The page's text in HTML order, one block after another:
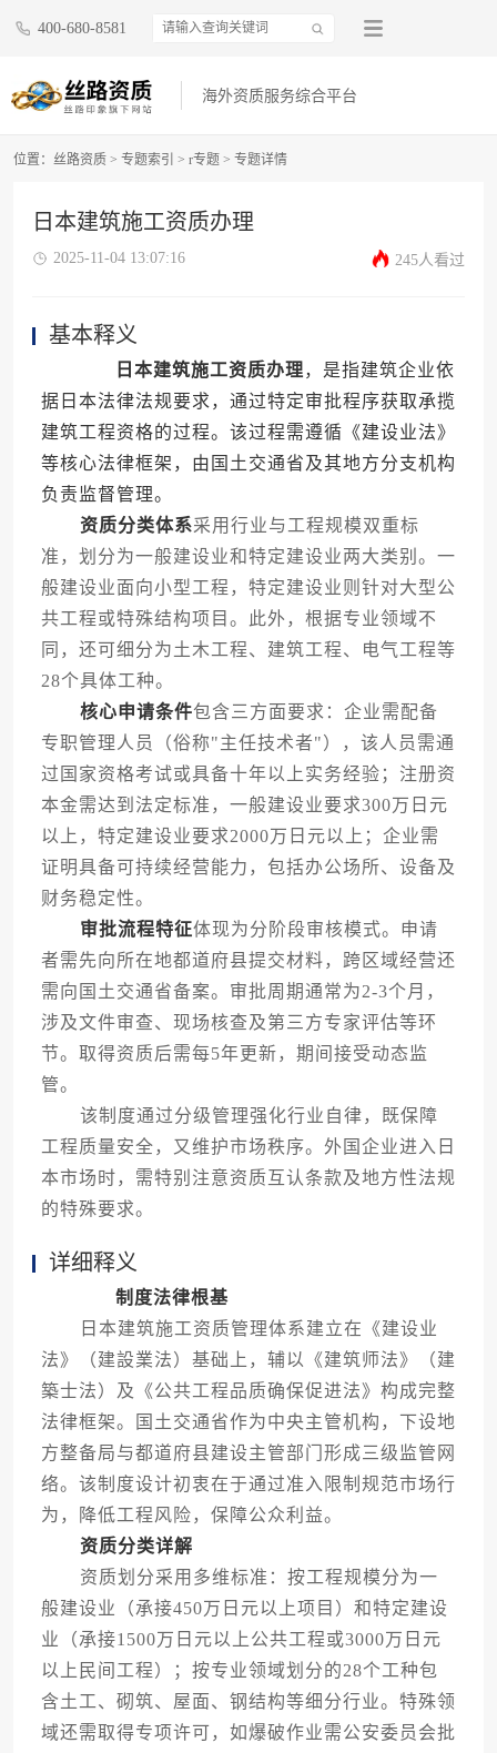
400-680-8581
海外资质服务综合平台
位置： 丝路资质 > 专题索引 > r专题 > 专题详情
日本建筑施工资质办理
2025-11-04 13:07:16 245人看过
基本释义
日本建筑施工资质办理，是指建筑企业依
据日本法律法规要求，通过特定审批程序获取承揽
建筑工程资格的过程。该过程需遵循《建设业法》
等核心法律框架，由国土交通省及其地方分支机构
负责监督管理。
资质分类体系采用行业与工程规模双重标
准，划分为一般建设业和特定建设业两大类别。一
般建设业面向小型工程，特定建设业则针对大型公
共工程或特殊结构项目。此外，根据专业领域不
同，还可细分为土木工程、建筑工程、电气工程等
28个具体工种。
核心申请条件包含三方面要求：企业需配备
专职管理人员（俗称"主任技术者"），该人员需通
过国家资格考试或具备十年以上实务经验；注册资
本金需达到法定标准，一般建设业要求300万日元
以上，特定建设业要求2000万日元以上；企业需
证明具备可持续经营能力，包括办公场所、设备及
财务稳定性。
审批流程特征体现为分阶段审核模式。申请
者需先向所在地都道府县提交材料，跨区域经营还
需向国土交通省备案。审批周期通常为2-3个月，
涉及文件审查、现场核查及第三方专家评估等环
节。取得资质后需每5年更新，期间接受动态监
管。
该制度通过分级管理强化行业自律，既保障
工程质量安全，又维护市场秩序。外国企业进入日
本市场时，需特别注意资质互认条款及地方性法规
的特殊要求。
详细释义
制度法律根基
日本建筑施工资质管理体系建立在《建设业
法》（建設業法）基础上，辅以《建筑师法》（建
築士法）及《公共工程品质确保促进法》构成完整
法律框架。国土交通省作为中央主管机构，下设地
方整备局与都道府县建设主管部门形成三级监管网
络。该制度设计初衷在于通过准入限制规范市场行
为，降低工程风险，保障公众利益。
资质分类详解
资质划分采用多维标准：按工程规模分为一
般建设业（承接450万日元以上项目）和特定建设
业（承接1500万日元以上公共工程或3000万日元
以上民间工程）；按专业领域划分的28个工种包
含土工、砌筑、屋面、钢结构等细分行业。特殊领
域还需取得专项许可，如爆破作业需公安委员会批